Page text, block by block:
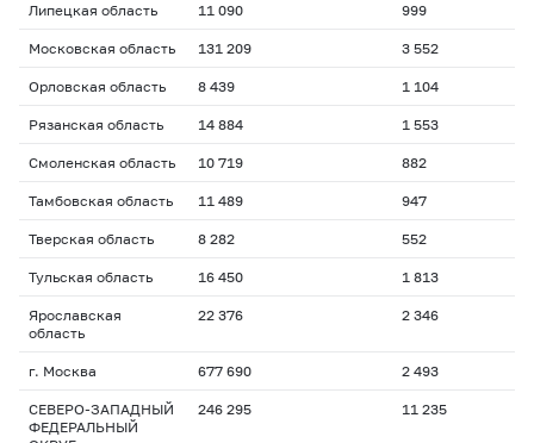
Липецкая область 11 090 999
Московская область 131 209 3 552
Орловская область 8 439 1 104
Рязанская область 14 884 1 553
Смоленская область 10 719 882
Тамбовская область 11 489 947
Тверская область 8 282 552
Тульская область 16 450 1 813
Ярославская
область
22 376 2 346
г. Москва 677 690 2 493
СЕВЕРО-ЗАПАДНЫЙ
ФЕДЕРАЛЬНЫЙ
246 295 11 235